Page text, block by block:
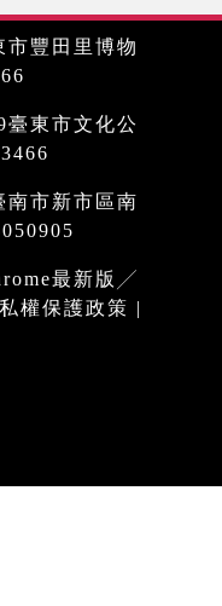
市豐田里博物
臺東市文化公
南市新市區南
最新版╱
權保護政策 |